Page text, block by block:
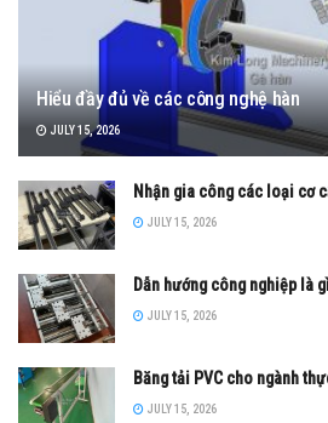
Hiểu đầy đủ về các công nghệ hàn
JULY 15, 2026
Nhận gia công các loại cơ
JULY 15, 2026
Dẫn hướng công nghiệp là
JULY 15, 2026
Băng tải PVC cho ngành
JULY 15, 2026